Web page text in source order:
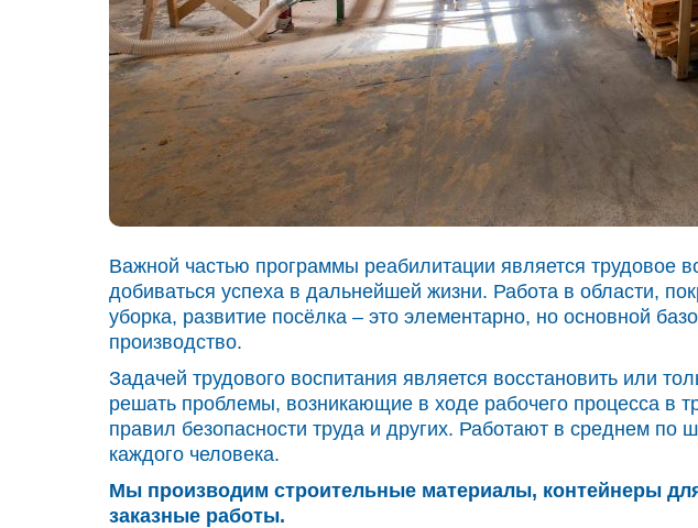
Важной частью программы реабилитации является трудовое
добиваться успеха в дальнейшей жизни. Работа в области,
уборка, развитие посёлка – это элементарно, но основной
производство.
Задачей трудового воспитания является восстановить или
решать проблемы, возникающие в ходе рабочего процесса в
правил безопасности труда и других. Работают в среднем
каждого человека.
Мы производим строительные материалы, контейнеры
заказные работы.